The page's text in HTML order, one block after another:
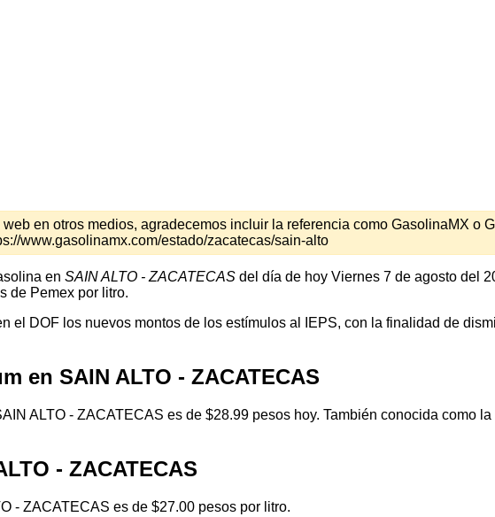
en otros medios, agradecemos incluir la referencia como GasolinaMX o
www.gasolinamx.com/estado/zacatecas/sain-alto
en SAIN ALTO - ZACATECAS del día de hoy Viernes 7 de agosto del
de Pemex por litro.
el DOF los nuevos montos de los estímulos al IEPS, con la finalidad de
en SAIN ALTO - ZACATECAS
ALTO - ZACATECAS es de $28.99 pesos hoy. También conocida como
- ZACATECAS
- ZACATECAS es de $27.00 pesos por litro.